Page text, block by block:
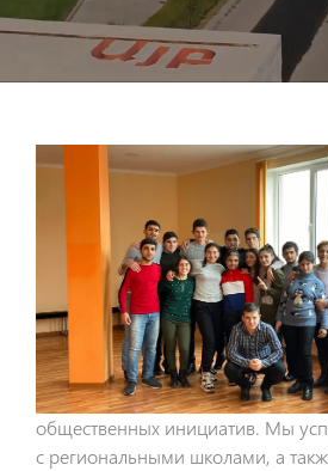
общественных инициатив. Мы
с региональными школами, а